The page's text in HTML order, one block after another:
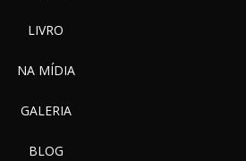
LIVRO
NA MÍDIA
GALERIA
BLOG